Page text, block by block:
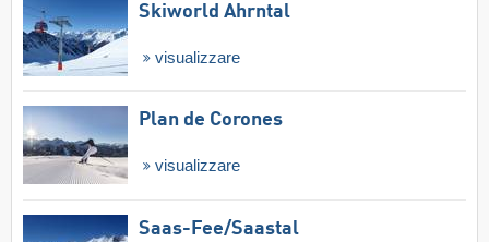
Skiworld Ahrntal
visualizzare
Plan de Corones
visualizzare
Saas-Fee/​Saastal